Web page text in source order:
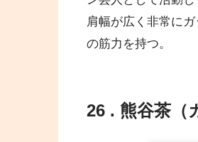
肩幅が広く非常に
の筋力を持つ。
26 . 熊谷茶（